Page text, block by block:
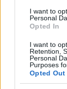
I want to
Personal
Opted In
I want to
Retention,
Personal
Purposes
Opted Out
Οι Αρχές
καρτέρι.
έφθασε ως
πίσω από